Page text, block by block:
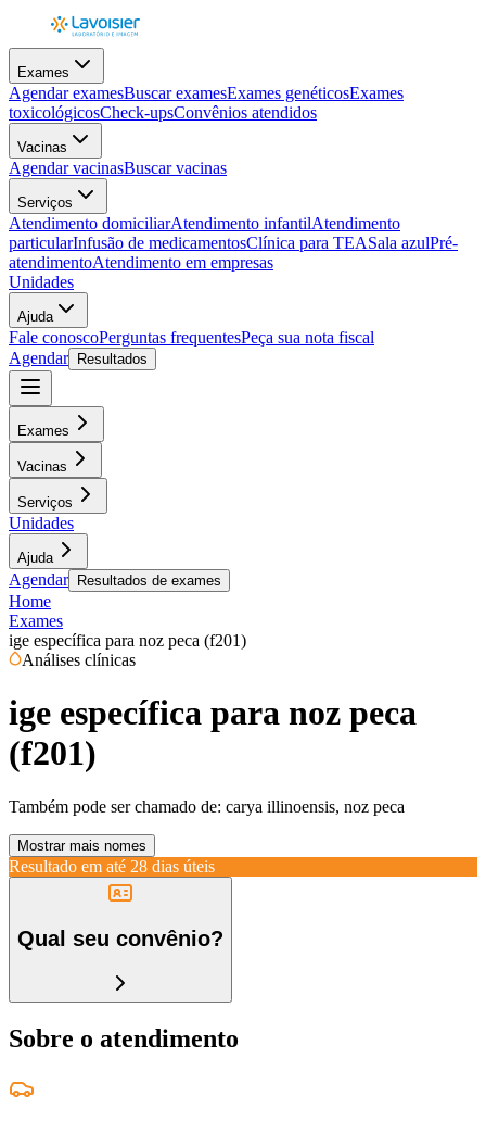
Exames
Agendar examesBuscar examesExames genéticosExames
toxicológicosCheck-upsConvênios atendidos
Vacinas
Agendar vacinasBuscar vacinas
Serviços
Atendimento domiciliarAtendimento infantilAtendimento
particularInfusão de medicamentosClínica para TEASala azulPré-
atendimentoAtendimento em empresas
Unidades
Ajuda
Fale conoscoPerguntas frequentesPeça sua nota fiscal
Agendar
Resultados
Exames
Vacinas
Serviços
Unidades
Ajuda
Agendar Resultados de exames
Home
Exames
ige específica para noz peca (f201)
Análises clínicas
ige específica para noz peca
(f201)
Também pode ser chamado de: carya illinoensis, noz peca
Mostrar mais nomes
Resultado em até 28 dias úteis
Qual seu convênio?
Sobre o atendimento